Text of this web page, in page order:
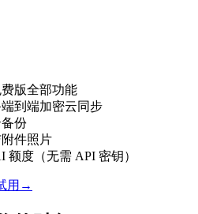
版全部功能
到端加密云同步
份
件照片
额度（无需 API 密钥）
用 →